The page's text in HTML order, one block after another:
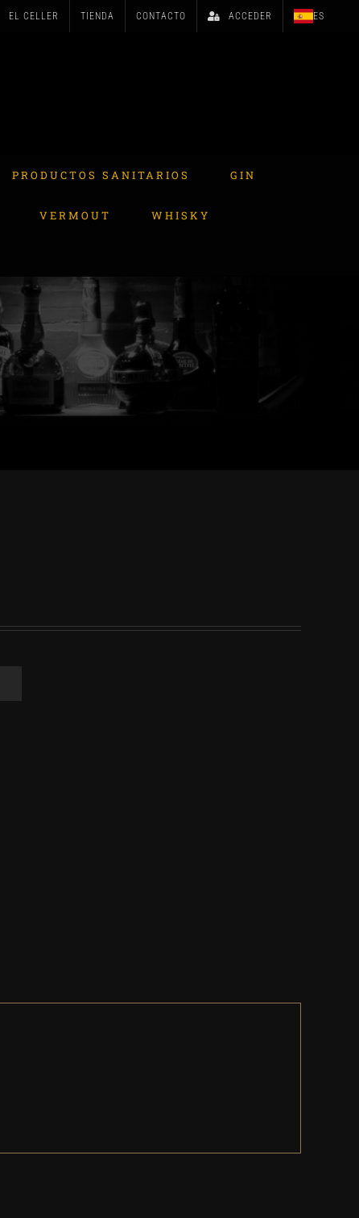
EL CELLER TIENDA CONTACTO ACCEDER ES
PRODUCTOS SANITARIOS GIN
VERMOUT WHISKY